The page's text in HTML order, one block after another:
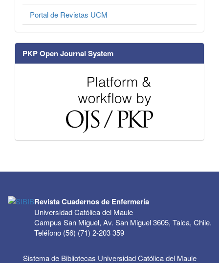
Portal de Revistas UCM
PKP Open Journal System
Revista Cuadernos de Enfermería
Universidad Católica del Maule
Campus San Miguel, Av. San Miguel 3605, Talca, Chile.
Teléfono (56) (71) 2-203 359
Sistema de Bibliotecas Universidad Católica del Maule